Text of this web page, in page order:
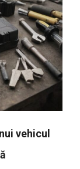
vehicul